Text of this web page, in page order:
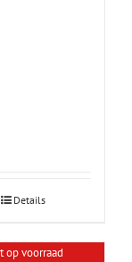
Details
op voorraad